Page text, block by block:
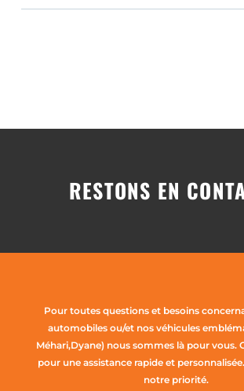
RESTONS EN
Pour toutes questions et besoins
automobiles ou/et nos véhicules
Méhari,Dyane) nous sommes là pour vous.
pour une assistance rapide et
notre priorité.